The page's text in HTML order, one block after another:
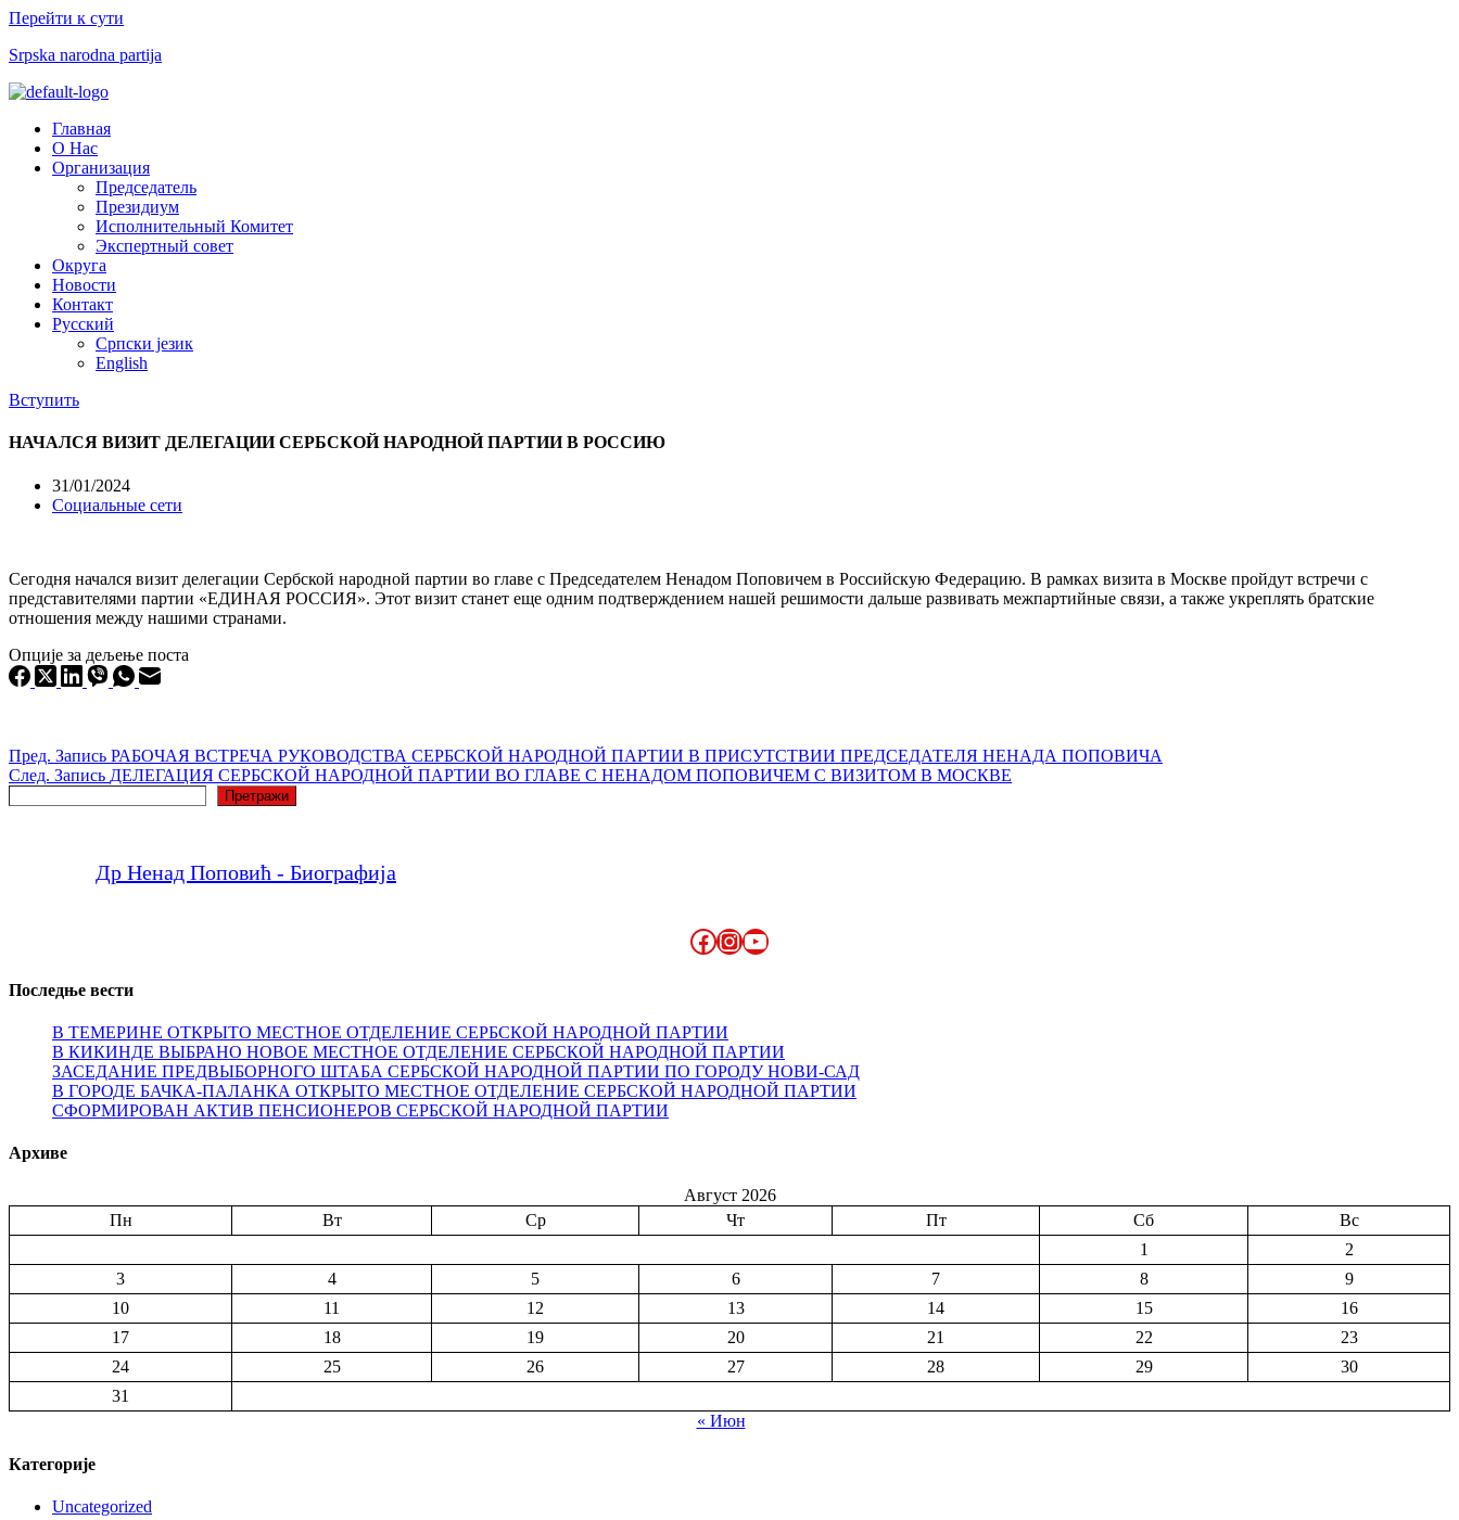
Перейти к сути
Srpska narodna partija
МенюГлавная
О Нас
Организация
Председатель
Президиум
Исполнительный Комитет
Экспертный совет​
Округа
Новости
Контакт
Русский
Српски језик
English
Вступить
НАЧАЛСЯ ВИЗИТ ДЕЛЕГАЦИИ СЕРБСКОЙ НАРОДНОЙ ПАРТИИ В РОССИЮ
31/01/2024
Социальные сети
Сегодня начался визит делегации Сербской народной партии во главе с Председателем Ненадом Поповичем в Российскую Федерацию. В рамках визита в Москве пройдут встречи с
представителями партии «ЕДИНАЯ РОССИЯ». Этот визит станет еще одним подтверждением нашей решимости дальше развивать межпартийные связи, а также укреплять братские
отношения между нашими странами.
Опције за дељење поста
Пред. Запись РАБОЧАЯ ВСТРЕЧА РУКОВОДСТВА СЕРБСКОЙ НАРОДНОЙ ПАРТИИ В ПРИСУТСТВИИ ПРЕДСЕДАТЕЛЯ НЕНАДА ПОПОВИЧА
След. Запись ДЕЛЕГАЦИЯ СЕРБСКОЙ НАРОДНОЙ ПАРТИИ ВО ГЛАВЕ С НЕНАДОМ ПОПОВИЧЕМ С ВИЗИТОМ В МОСКВЕ
Претражи
Др Ненад Поповић - Биографија
Facebook
Instagram
YouTube
Последње вести
В ТЕМЕРИНЕ ОТКРЫТО МЕСТНОЕ ОТДЕЛЕНИЕ СЕРБСКОЙ НАРОДНОЙ ПАРТИИ
В КИКИНДЕ ВЫБРАНО НОВОЕ МЕСТНОЕ ОТДЕЛЕНИЕ СЕРБСКОЙ НАРОДНОЙ ПАРТИИ
ЗАСЕДАНИЕ ПРЕДВЫБОРНОГО ШТАБА СЕРБСКОЙ НАРОДНОЙ ПАРТИИ ПО ГОРОДУ НОВИ-САД
В ГОРОДЕ БАЧКА-ПАЛАНКА ОТКРЫТО МЕСТНОЕ ОТДЕЛЕНИЕ СЕРБСКОЙ НАРОДНОЙ ПАРТИИ
СФОРМИРОВАН АКТИВ ПЕНСИОНЕРОВ СЕРБСКОЙ НАРОДНОЙ ПАРТИИ
Архиве
Август 2026
Пн
Вт Ср Чт Пт Сб
Вс
1
2
3
4 5 6 7 8
9
10
11 12 13 14 15
16
17
18 19 20 21 22
23
24
25 26 27 28 29
30
31
« Июн
Категорије
Uncategorized